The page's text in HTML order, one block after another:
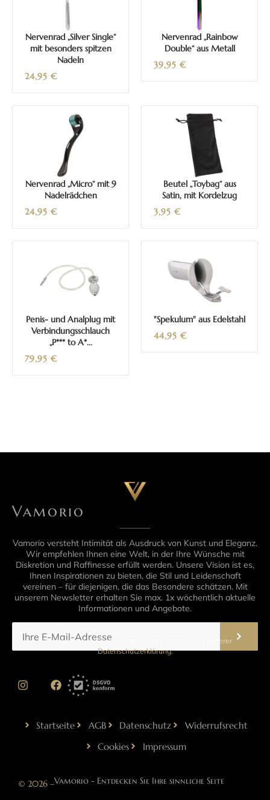
Nervenrad „Silver Single“
mit besonders spitzen
Nadeln
24,95 €
Nervenrad „Rainbow
Double“ aus Metall
39,95 €
Nervenrad „Micro“ mit 9
Nadelrädchen
24,95 €
Beutel „Toybag“ aus
Satin, mit Kordelzug
3,95 €
Penis- und Analplug mit
Verbindungsschlauch
„P*** to A*...
79,95 €
"Spekulum" aus Edelstahl
44,95 €
Vamorio
Vamorio versteht Intimität als Ausdruck von Kunst und Eleganz.
Wir empfehlen Ihnen eine Welt, in der Ihre Wünsche mit
Diskretion und Raffinesse erfüllt werden. Unsere Vision ist es,
Ihnen Inspirationen zu bieten, die Stil und Leidenschaft
vereinen – für diejenigen, die das Besondere schätzen. Mit
unserem Newsletter erhalten Sie max. 1x wöchentlich aktuelle
Informationen und Angebote.
Informationen zur Datenverarbeitung finden Sie in unserer
Datenschutzerklärung.
Startseite AGB Datenschutz
Widerrufsrecht
Cookies
Impressum
© 2026 –Vamorio - Entdecken Sie Ihre sinnliche Seite